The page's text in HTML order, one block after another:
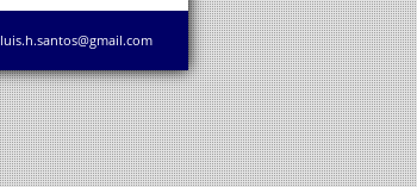
luis.h.santos@gmail.com